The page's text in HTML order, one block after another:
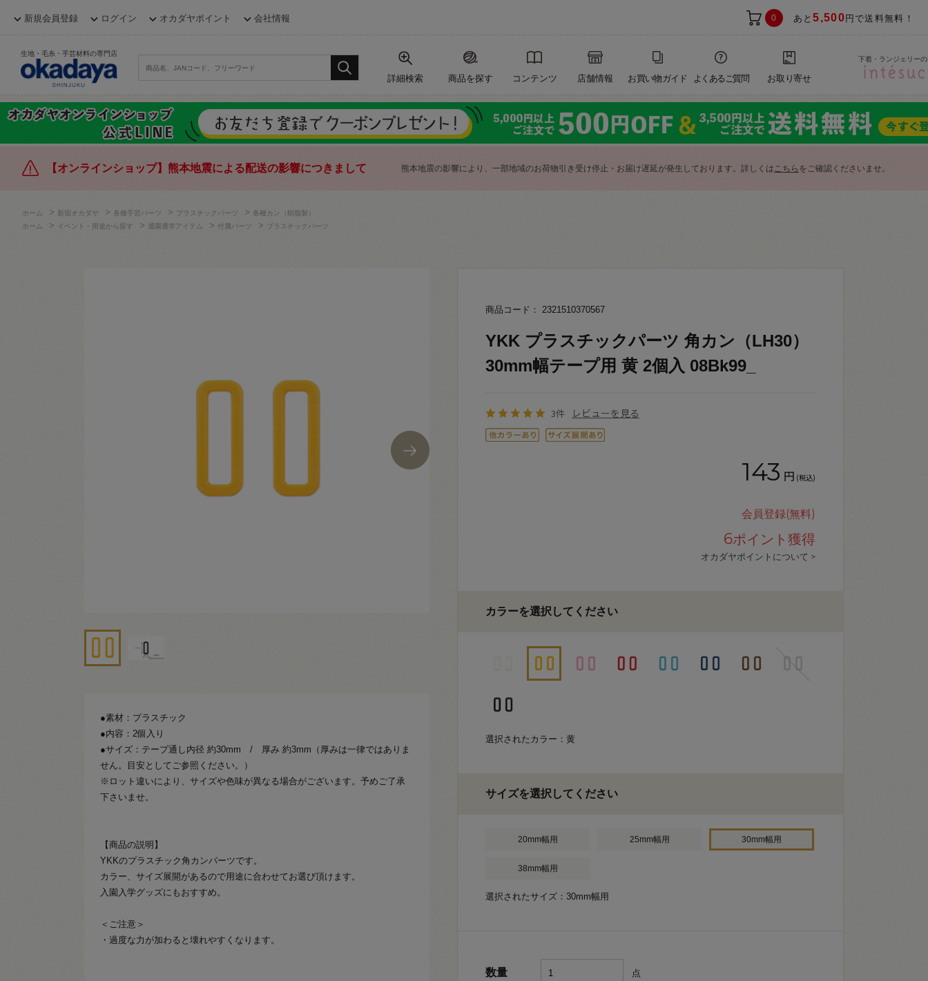
新規会員登録 ログイン オカダヤポイント 会社情報 0 あと5,500 円で送料無料！
生地・毛糸・手芸材料の専門店
詳細検索 商品を探す コンテンツ 店舗情報 お買い物ガイド よくあるご質問 お取り寄せ
下着・ランジェリー
【オンラインショップ】熊本地震による配送の影響につきまして 熊本地震の影響により、一部地域のお荷物引き受け停止・お届け遅延が発生しております。詳しくはこちら をご確認くださいませ。
ホーム > 新宿オカダヤ > 各種手芸パーツ > プラスチックパーツ > 各種カン（樹脂製）
ホーム
> イベント・用途から探す > 通園通学アイテム > 付属パーツ > プラスチックパーツ
●素材：プラスチック
●内容：2個入り
●サイズ：テープ通し内径 約30mm / 厚み 約3mm（厚みは一律ではありま
せん。目安としてご参照ください。）
※ロット違いにより、サイズや色味が異なる場合がございます。予めご了承
下さいませ。
【商品の説明】
YKKのプラスチック角カンパーツです。
カラー、サイズ展開があるので用途に合わせてお選び頂けます。
入園入学グッズにもおすすめ。
＜ご注意＞
・過度な力が加わると壊れやすくなります。
商品コード： 2321510370567
YKK プラスチックパーツ 角カン（LH30）
30mm幅テープ用 黄 2個入 08Bk99_
3件 レビューを見る
143 円 (税込)
会員登録(無料)
6ポイント獲得
オカダヤポイントについて >
カラーを選択してください
選択されたカラー：黄
サイズを選択してください
20mm幅用 25mm幅用 30mm幅用
38mm幅用
選択されたサイズ：30mm幅用
数量 点